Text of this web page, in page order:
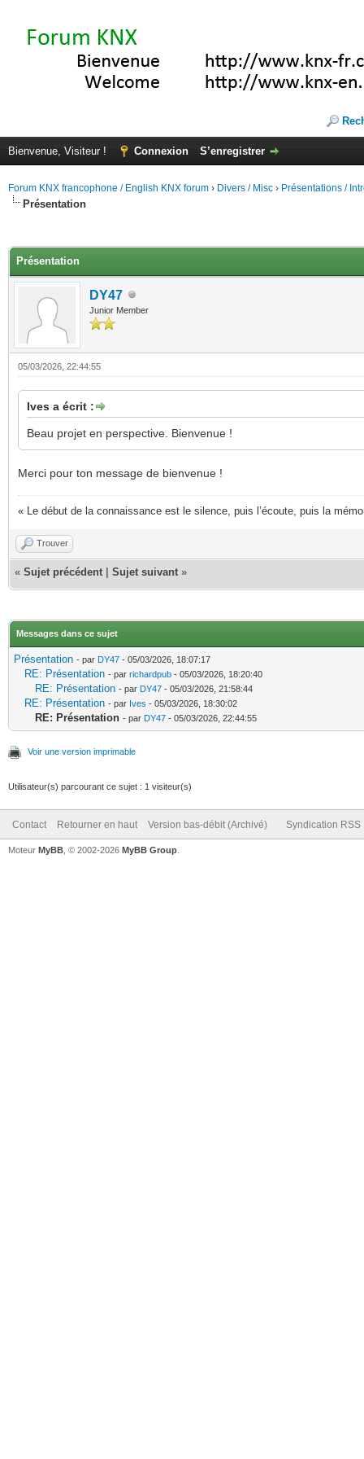
Bienvenue, Visiteur ! Connexion S’enregistrer
Forum KNX francophone / English KNX forum › Divers / Misc › Présentations /
Présentation
Présentation
DY47
Junior Member
05/03/2026, 22:44:55
Ives a écrit :
Beau projet en perspective. Bienvenue !
Merci pour ton message de bienvenue !
« Le début de la connaissance est le silence, puis l’écoute, puis la
Trouver
« Sujet précédent Sujet suivant »
Messages dans ce sujet
Présentation - par DY47 - 05/03/2026, 18:07:17
RE: Présentation - par richardpub - 05/03/2026, 18:20:40
RE: Présentation - par DY47 - 05/03/2026, 21:58:44
RE: Présentation - par Ives - 05/03/2026, 18:30:02
RE: Présentation - par DY47 - 05/03/2026, 22:44:55
Voir une version imprimable
Utilisateur(s) parcourant ce sujet : 1 visiteur(s)
Contact Retourner en haut Version bas-débit (Archivé) Syndication RSS
Moteur MyBB , © 2002-2026 MyBB Group